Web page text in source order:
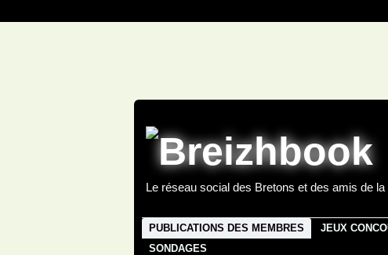
Le réseau social des Bretons et des amis de la
PUBLICATIONS DES MEMBRES JEUX
SONDAGES